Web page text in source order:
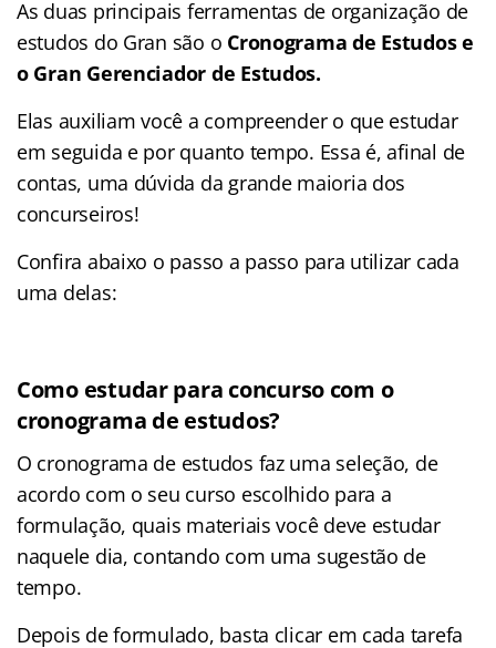
As duas principais ferramentas de organização de
estudos do Gran são o Cronograma de Estudos e
o Gran Gerenciador de Estudos.
Elas auxiliam você a compreender o que estudar
em seguida e por quanto tempo. Essa é, afinal de
contas, uma dúvida da grande maioria dos
concurseiros!
Confira abaixo o passo a passo para utilizar cada
uma delas:
Como estudar para concurso com o
cronograma de estudos?
O cronograma de estudos faz uma seleção, de
acordo com o seu curso escolhido para a
formulação, quais materiais você deve estudar
naquele dia, contando com uma sugestão de
tempo.
Depois de formulado, basta clicar em cada tarefa